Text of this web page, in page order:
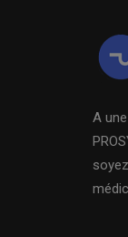
A